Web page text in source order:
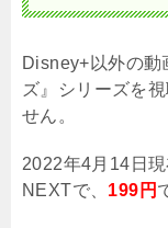
Disney+以外の動
ズ』シリーズを視
せん。
2022年4月14日
NEXTで、 199円